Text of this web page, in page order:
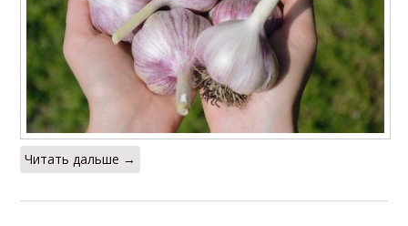
Читать дальше →